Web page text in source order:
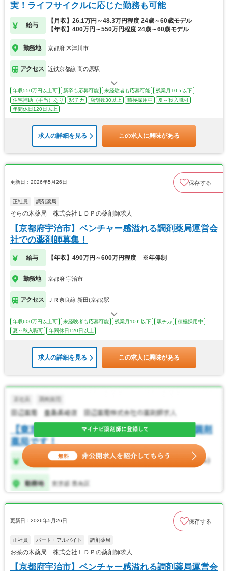
実！ライフサイクルに応じた勤務も可能
給与
【月収】26.1万円～48.3万円程度 24歳～60歳モデル
【年収】400万円～550万円程度 24歳～60歳モデル
勤務地 京都府 木津川市
アクセス 近鉄京都線 高の原駅
年収550万円以上可 新卒も応募可能 未経験者も応募可能
残業月10ｈ以下
住宅補助（手当）あり
駅チカ 店舗数30以上 積極採用中
夏～秋入職可
年間休日120日以上
求人の詳細を見る この求人に興味がある
更新日：2026年5月26日 保存する
正社員 調剤薬局
そらの木薬局 株式会社ＬＤＰの薬剤師求人
【京都府宇治市】ベンチャー感溢れる調剤薬局運営会
社での薬剤師募集！
給与 【年収】490万円～600万円程度 ※年俸制
勤務地 京都府 宇治市
アクセス ＪＲ奈良線 新田(京都)駅
年収600万円以上可 未経験者も応募可能 残業月10ｈ以下 駅チカ
積極採用中
夏～秋入職可
年間休日120日以上
求人の詳細を見る この求人に興味がある
更新日：2026年5月26日 保存する
正社員 パート・アルバイト 調剤薬局
お茶の木薬局 株式会社ＬＤＰの薬剤師求人
【京都府宇治市】ベンチャー感溢れる調剤薬局運営会